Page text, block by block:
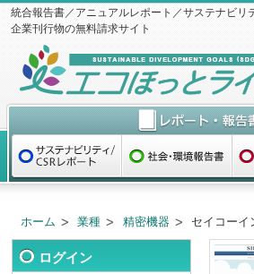
統合報告書／アニュアルレポート／サステナビリ
企業刊行物の無料請求サイト
ホーム 業種 精密機器 セイコーイ
ログイン